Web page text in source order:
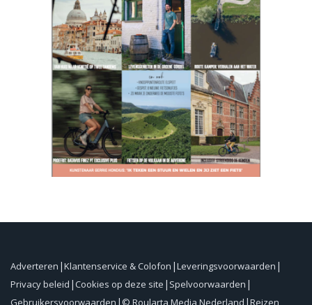
Adverteren Klantenservice & Colofon Leveringsvoorwaarden
Privacy beleid Cookies op deze site Spelvoorwaarden
Gebruikersvoorwaarden © Roularta Media Nederland Reizen